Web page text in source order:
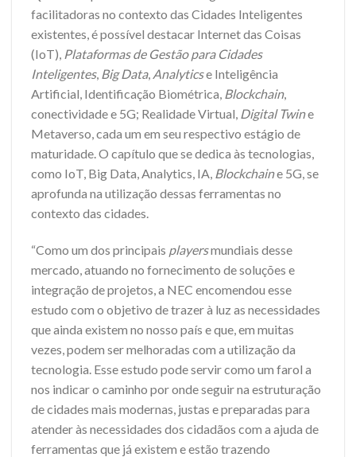
facilitadoras no contexto das Cidades Inteligentes
existentes, é possível destacar Internet das Coisas
(IoT), Plataformas de Gestão para Cidades
Inteligentes, Big Data, Analyticse Inteligência
Artificial, Identificação Biométrica, Blockchain,
conectividade e 5G; Realidade Virtual, Digital Twine
Metaverso, cada um em seu respectivo estágio de
maturidade. O capítulo que se dedica às tecnologias,
como IoT, Big Data, Analytics, IA, Blockchaine 5G, se
aprofunda na utilização dessas ferramentas no
contexto das cidades.
“Como um dos principais playersmundiais desse
mercado, atuando no fornecimento de soluções e
integração de projetos, a NEC encomendou esse
estudo com o objetivo de trazer à luz as necessidades
que ainda existem no nosso país e que, em muitas
vezes, podem ser melhoradas com a utilização da
tecnologia. Esse estudo pode servir como um farol a
nos indicar o caminho por onde seguir na estruturação
de cidades mais modernas, justas e preparadas para
atender às necessidades dos cidadãos com a ajuda de
ferramentas que já existem e estão trazendo